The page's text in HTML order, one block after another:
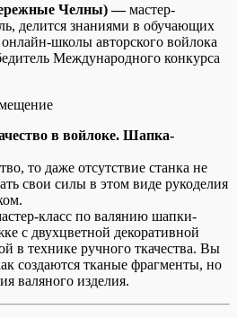
Челны) —мастер-
делится знаниями в обучающих
школы авторского войлока
Международного конкурса
в войлоке. Шапка-
то даже отсутствие станка не
свои силы в этом виде рукоделия
класс по валянию шапки-
с двухцветной декоративной
в технике ручного ткачества. Вы
создаются тканые фрагменты, но
валяного изделия.